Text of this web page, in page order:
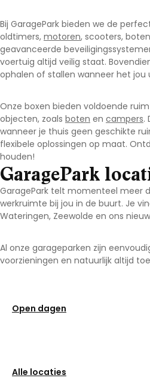
Bij GaragePark bieden we de
oldtimers, motoren, scooters,
geavanceerde
voertuig altijd veilig staat.
ophalen of stallen wanneer het jou
Onze boxen bieden voldoende
objecten, zoals boten en campers.
wanneer je thuis geen geschikte
flexibele oplossingen op maat.
houden!
GaragePark
GaragePark telt momenteel meer
werkruimte bij jou in de buurt. Je
Wateringen, Zeewolde en ons
Al onze garageparken zijn
voorzieningen en natuurlijk altijd
Open dagen
Alle locaties